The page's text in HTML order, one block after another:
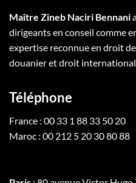
Maître Zineb Naciri Bennani
dirigeants en conseil comme
expertise reconnue en droit
douanier et droit
Téléphone
France : 00 33 1 88 33 50 20
Maroc : 00 212 5 20 30 80 88